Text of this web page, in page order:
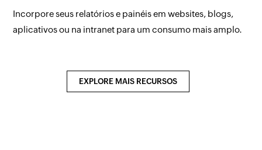
Incorpore seus relatórios e painéis em websites, blogs,
aplicativos ou na intranet para um consumo mais amplo.
EXPLORE MAIS RECURSOS